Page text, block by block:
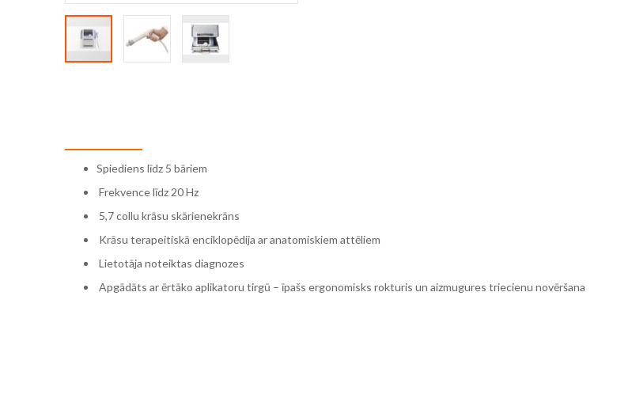
images
gallery
Spiediens līdz 5 bāriem
Frekvence līdz 20 Hz
5,7 collu krāsu skārienekrāns
Krāsu terapeitiskā enciklopēdija ar anatomiskiem attēliem
Lietotāja noteiktas diagnozes
Apgādāts ar ērtāko aplikatoru tirgū – īpašs ergonomisks rokturis un aizmugures triecienu novēršana